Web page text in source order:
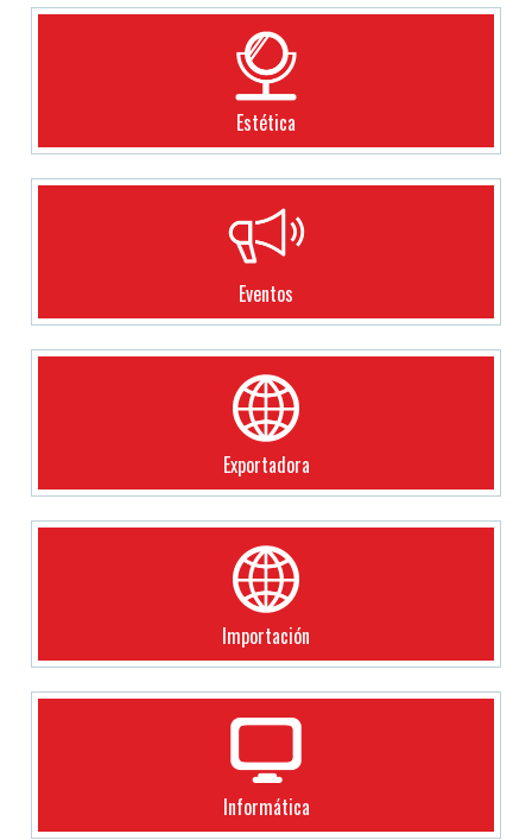
Estética
Eventos
Exportadora
Importación
Informática